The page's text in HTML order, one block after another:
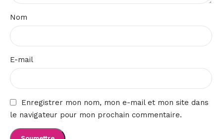
Nom
E-mail
Enregistrer mon nom, mon e-mail et mon site dans
le navigateur pour mon prochain commentaire.